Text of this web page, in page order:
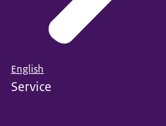
English
Service